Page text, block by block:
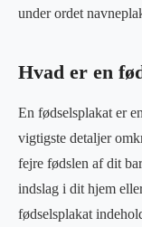
under ordet
Hvad er en
En fødselsplakat er
vigtigste detaljer
fejre fødslen af dit
indslag i dit hjem
fødselsplakat